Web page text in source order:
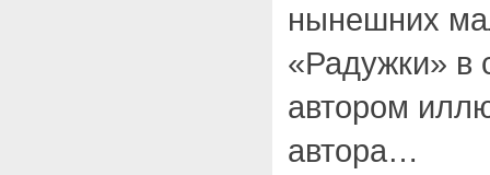
нынешних
«Радужки» в
автором
автора…